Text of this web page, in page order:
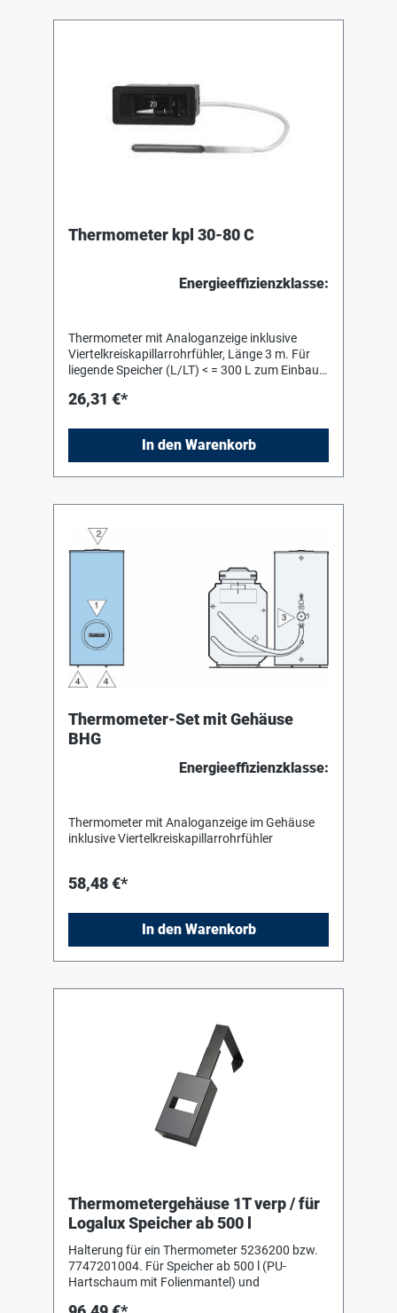
Thermometer kpl 30-80 C
Energieeffizienzklasse:
Thermometer mit Analoganzeige inklusive
Viertelkreiskapillarrohrfühler, Länge 3 m. Für
liegende Speicher (L/LT) < = 300 L zum Einbau
zusätzlich die Thermometerhalterung
26,31 €*
In den Warenkorb
Thermometer-Set mit Gehäuse
BHG
Energieeffizienzklasse:
Thermometer mit Analoganzeige im Gehäuse
inklusive Viertelkreiskapillarrohrfühler
58,48 €*
In den Warenkorb
Thermometergehäuse 1T verp / für
Logalux Speicher ab 500 l
Halterung für ein Thermometer 5236200 bzw.
7747201004. Für Speicher ab 500 l (PU-
Hartschaum mit Folienmantel) und